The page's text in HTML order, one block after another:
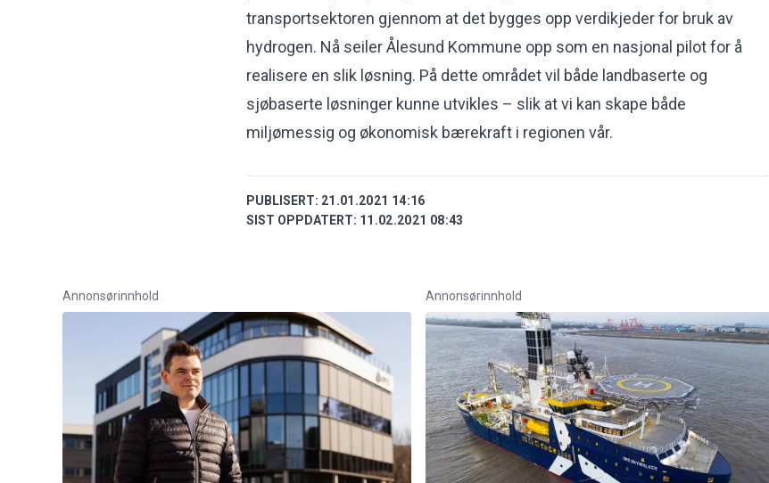
transportsektoren gjennom at det bygges opp verdikjeder for bruk av
hydrogen. Nå seiler Ålesund Kommune opp som en nasjonal pilot for å
realisere en slik løsning. På dette området vil både landbaserte og
sjøbaserte løsninger kunne utvikles – slik at vi kan skape både
miljømessig og økonomisk bærekraft i regionen vår.
PUBLISERT: 21.01.2021 14:16
SIST OPPDATERT: 11.02.2021 08:43
Annonsørinnhold Annonsørinnhold